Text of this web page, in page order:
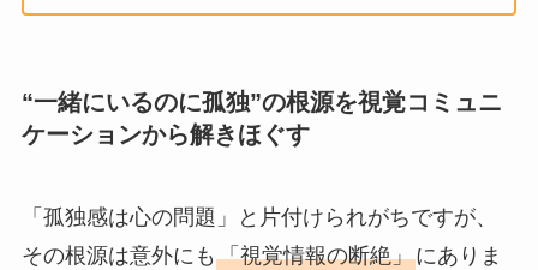
“一緒にいるのに孤独”の根源を視覚コミュニ
ケーションから解きほぐす
「孤独感は心の問題」と片付けられがちですが、
その根源は意外にも 「視覚情報の断絶」にありま